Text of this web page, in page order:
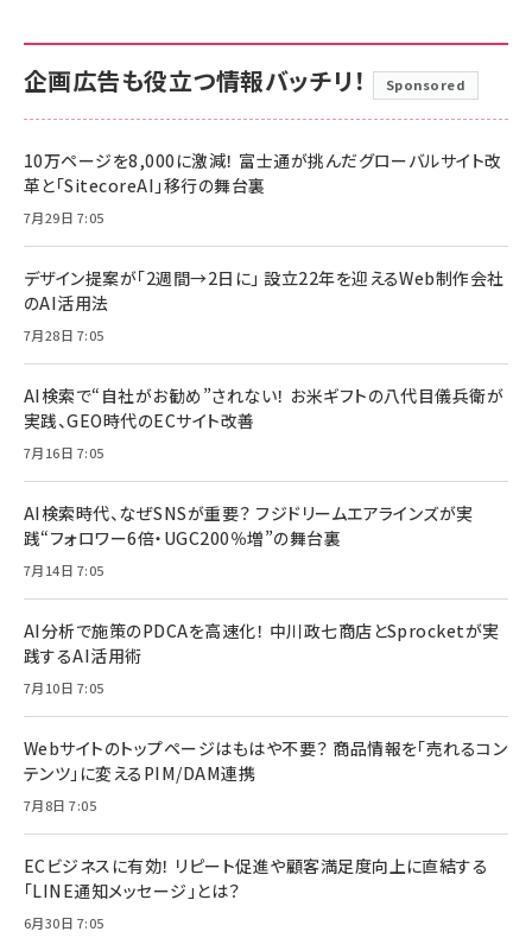
企画広告も役立つ情報バッチリ！ Sponsored
10万ページを8,000に激減！ 富士通が挑んだグローバルサイト改
革と「SitecoreAI」移行の舞台裏
7月29日 7:05
デザイン提案が「2週間→2日に」 設立22年を迎えるWeb制作会社
のAI活用法
7月28日 7:05
AI検索で“自社がお勧め”されない！ お米ギフトの八代目儀兵衛が
実践、GEO時代のECサイト改善
7月16日 7:05
AI検索時代、なぜSNSが重要？ フジドリームエアラインズが実
践“フォロワー6倍・UGC200％増”の舞台裏
7月14日 7:05
AI分析で施策のPDCAを高速化！ 中川政七商店とSprocketが実
践するAI活用術
7月10日 7:05
Webサイトのトップページはもはや不要？ 商品情報を「売れるコン
テンツ」に変えるPIM/DAM連携
7月8日 7:05
ECビジネスに有効！ リピート促進や顧客満足度向上に直結する
「LINE通知メッセージ」とは？
6月30日 7:05